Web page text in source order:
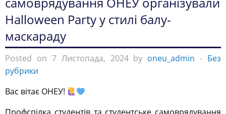
Halloween Party у стилі балу-
маскараду
Posted on 7 Листопада, 2024 by oneu_admin - Без
рубрики
Вас вітає ОНЕУ!